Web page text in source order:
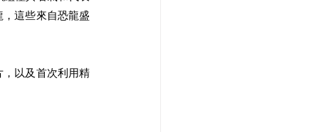
這些來自恐龍盛
以及首次利用精